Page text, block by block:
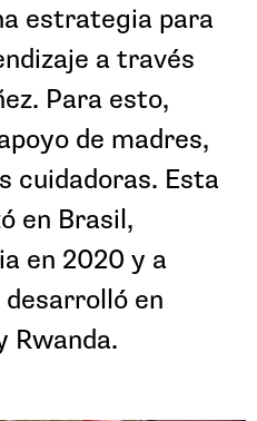
estrategia para
a través
Para esto,
de madres,
cuidadoras. Esta
en Brasil,
en 2020 y a
en
Rwanda.